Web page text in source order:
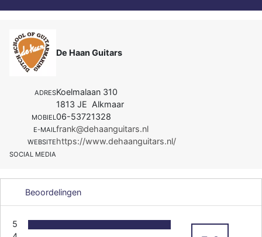
De Haan Guitars
ADRESKoelmalaan 310
1813 JE Alkmaar
MOBIEL06-53721328
E-MAILfrank@dehaanguitars.nl
WEBSITEhttps://www.dehaanguitars.nl/
SOCIAL MEDIA
Beoordelingen
5